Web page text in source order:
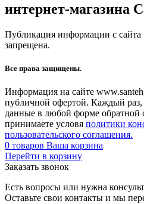
интернет-магазина
Публикация информации с сайта
запрещена.
Все права защищены.
Информация на сайте
публичной офертой. Каждый раз,
данные в любой форме обратной
принимаете условя политики
пользовательского соглашения.
0 товаров Ваша корзина
Перейти в корзину
Заказать звонок
Есть вопросы или нужна
Оставьте свои контакты и мы